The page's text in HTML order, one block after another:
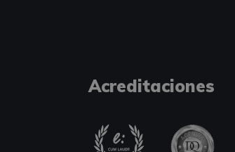
Acreditaciones